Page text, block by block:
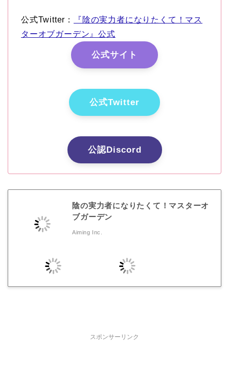
公式Twitter：
『陰の実力者になりたくて！マス
ターオブガーデン』公式
公式サイト
公式Twitter
公認Discord
陰の実力者になりたくて！マスターオ
ブガーデン
Aiming Inc.
スポンサーリンク